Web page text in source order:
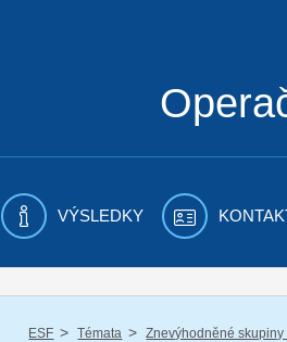
VÝSLEDKY
ESF / Témata / Znevýhodněné skupiny